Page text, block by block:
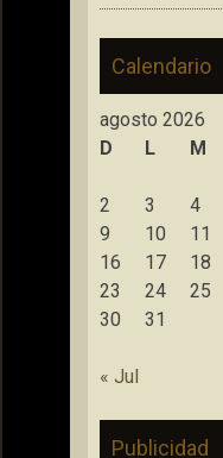
Calendario
agosto 2026
D
L M
2
3 4
9
10 11
16
17 18
23
24 25
30
31
« Jul
Publicidad